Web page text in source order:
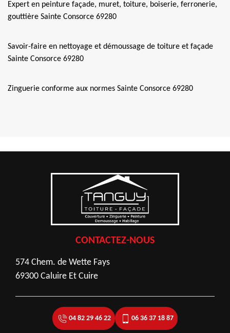
Expert en peinture façade, muret, toiture, boiserie, ferronerie,
gouttière Sainte Consorce 69280
Savoir-faire en nettoyage et démoussage de toiture et façade
Sainte Consorce 69280
Zinguerie conforme aux normes Sainte Consorce 69280
CONTACTEZ-NOUS
574 Chem. de Wette Fays
69300 Caluire Et Cuire
04 82 29 46 22 06 36 37 18 87